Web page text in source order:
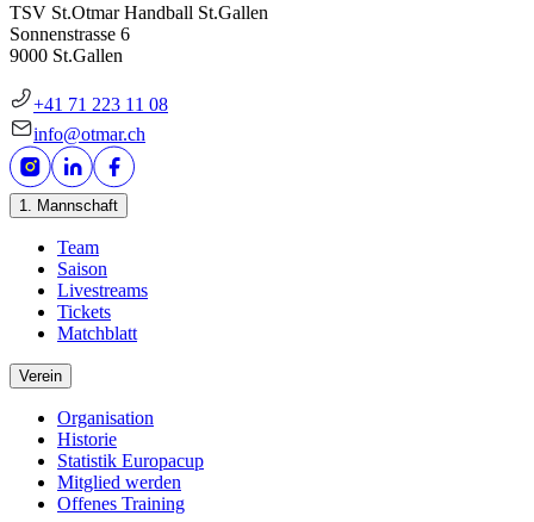
TSV St.Otmar Handball St.Gallen
Sonnenstrasse 6
9000 St.Gallen
+41 71 223 11 08
info@otmar.ch
1. Mannschaft
Team
Saison
Livestreams
Tickets
Matchblatt
Verein
Organisation
Historie
Statistik Europacup
Mitglied werden
Offenes Training